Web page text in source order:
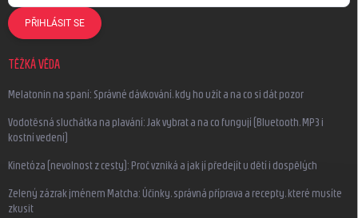
PŘIHLÁSIT SE
TĚŽKÁ VĚDA
Melatonin na spaní: Správné dávkování, kdy ho užít a na co si dát pozor
Vodotěsná sluchátka na plavání: Jak vybrat a na co fungují (Bluetooth, MP3 i
kostní vedení)
Kinetóza (nevolnost z cesty): Proč vzniká a jak jí předejít u dětí i dospělých
Zelený zázrak jménem Matcha: Účinky, správná příprava a recepty, které musíte
zkusit